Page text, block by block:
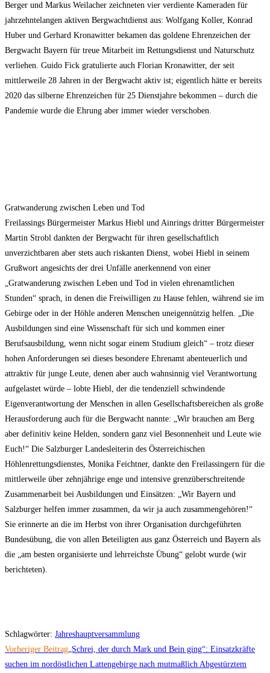
Berger und Markus Weilacher zeichneten vier verdiente Kameraden für
jahrzehntelangen aktiven Bergwachtdienst aus: Wolfgang Koller, Konrad
Huber und Gerhard Kronawitter bekamen das goldene Ehrenzeichen der
Bergwacht Bayern für treue Mitarbeit im Rettungsdienst und Naturschutz
verliehen. Guido Fick gratulierte auch Florian Kronawitter, der seit
mittlerweile 28 Jahren in der Bergwacht aktiv ist; eigentlich hätte er bereits
2020 das silberne Ehrenzeichen für 25 Dienstjahre bekommen – durch die
Pandemie wurde die Ehrung aber immer wieder verschoben.
Gratwanderung zwischen Leben und Tod
Freilassings Bürgermeister Markus Hiebl und Ainrings dritter Bürgermeister
Martin Strobl dankten der Bergwacht für ihren gesellschaftlich
unverzichtbaren aber stets auch riskanten Dienst, wobei Hiebl in seinem
Grußwort angesichts der drei Unfälle anerkennend von einer
„Gratwanderung zwischen Leben und Tod in vielen ehrenamtlichen
Stunden“ sprach, in denen die Freiwilligen zu Hause fehlen, während sie im
Gebirge oder in der Höhle anderen Menschen uneigennützig helfen. „Die
Ausbildungen sind eine Wissenschaft für sich und kommen einer
Berufsausbildung, wenn nicht sogar einem Studium gleich“ – trotz dieser
hohen Anforderungen sei dieses besondere Ehrenamt abenteuerlich und
attraktiv für junge Leute, denen aber auch wahnsinnig viel Verantwortung
aufgelastet würde – lobte Hiebl, der die tendenziell schwindende
Eigenverantwortung der Menschen in allen Gesellschaftsbereichen als große
Herausforderung auch für die Bergwacht nannte: „Wir brauchen am Berg
aber definitiv keine Helden, sondern ganz viel Besonnenheit und Leute wie
Euch!“ Die Salzburger Landesleiterin des Österreichischen
Höhlenrettungsdienstes, Monika Feichtner, dankte den Freilassingern für die
mittlerweile über zehnjährige enge und intensive grenzüberschreitende
Zusammenarbeit bei Ausbildungen und Einsätzen: „Wir Bayern und
Salzburger helfen immer zusammen, da wir ja auch zusammengehören!“
Sie erinnerte an die im Herbst von ihrer Organisation durchgeführten
Bundesübung, die von allen Beteiligten aus ganz Österreich und Bayern als
die „am besten organisierte und lehrreichste Übung“ gelobt wurde (wir
berichteten).
Schlagwörter: Jahreshauptversammlung
Weitere
Artikel
Vorheriger Beitrag„Schrei, der durch Mark und Bein ging“: Einsatzkräfte
suchen im nordöstlichen Lattengebirge nach mutmaßlich Abgestürztem